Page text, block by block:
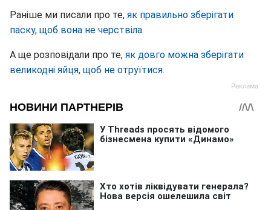
Раніше ми писали про те, як правильно зберігати
паску, щоб вона не черствіла.
А ще розповідали про те, як довго можна зберігати
великодні яйця, щоб не отруїтися.